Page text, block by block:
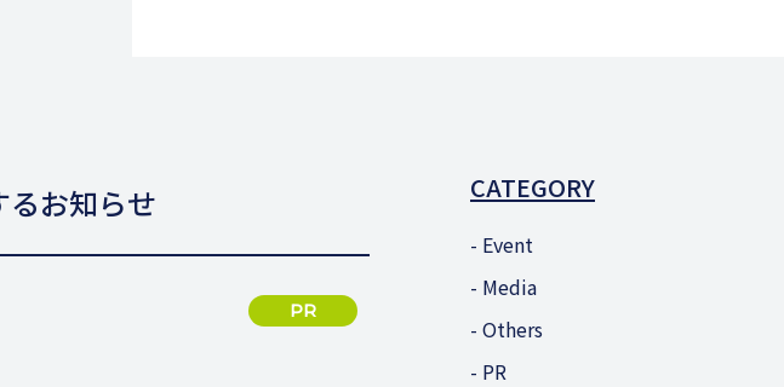
お知らせ
PR
CATEGORY
Event
Media
Others
PR